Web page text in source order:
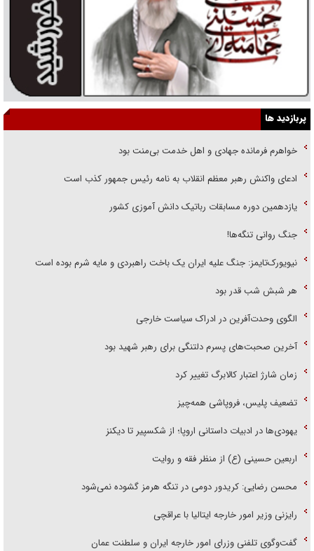
پربازدید ها
خواهرم فرمانده جهادی و اهل خدمت بی‌منت بود
ادعای واکنش رهبر معظم انقلاب به نامه رئیس جمهور کذب است
یازدهمین دوره مسابقات رباتیک دانش آموزی کشور
جنگ روانی تنگه‌ها!
نیویورک‌تایمز: جنگ علیه ایران یک باخت راهبردی و مایه شرم بوده است
هر شبش شب قدر بود
الگوی وحدت‌آفرین در ادراک سیاست خارجی
آخرین صحبت‌های پسرم دلتنگی برای رهبر شهید بود
زمان شارژ اعتبار کالابرگ تغییر کرد
تضعیف پلیس، فروپاشی همه‌چیز
یهودی‌ها در ادبیات داستانی اروپا؛ از شکسپیر تا دیکنز
اربعین حسینی (ع) از منظر فقه و روایت
محسن رضایی: کریدور دومی در تنگه هرمز گشوده نمی‌شود
رایزنی وزیر امور خارجه ایتالیا با عراقچی
گفت‌وگوی تلفنی وزرای امور خارجه ایران و سلطنت عمان